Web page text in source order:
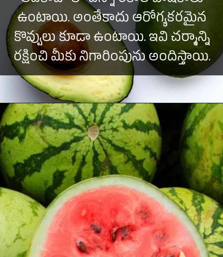
ఉంటాయి. అంతేకాదు ఆరోగ్యకరమైన
కొవ్వులు కూడా ఉంటాయి. ఇవి చర్మాన్ని
రక్షించి మీకు నిగారింపును అందిస్తాయి.